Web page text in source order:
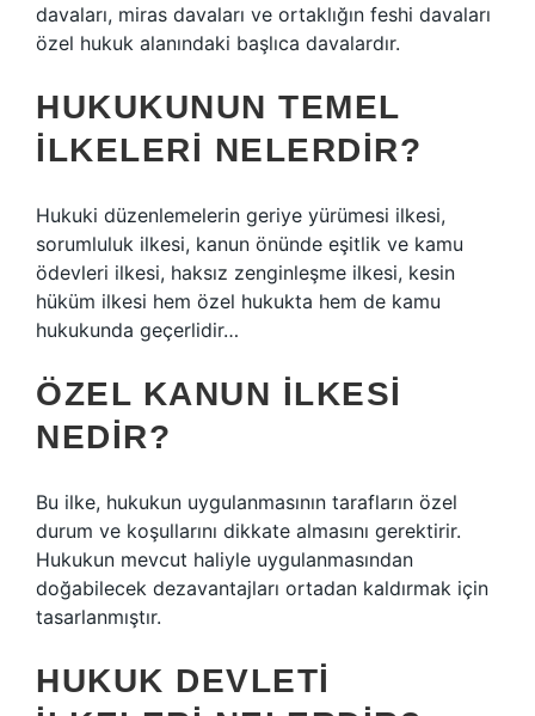
davaları, miras davaları ve ortaklığın feshi davaları
özel hukuk alanındaki başlıca davalardır.
HUKUKUNUN TEMEL
ILKELERI NELERDIR?
Hukuki düzenlemelerin geriye yürümesi ilkesi,
sorumluluk ilkesi, kanun önünde eşitlik ve kamu
ödevleri ilkesi, haksız zenginleşme ilkesi, kesin
hüküm ilkesi hem özel hukukta hem de kamu
hukukunda geçerlidir…
ÖZEL KANUN ILKESI
NEDIR?
Bu ilke, hukukun uygulanmasının tarafların özel
durum ve koşullarını dikkate almasını gerektirir.
Hukukun mevcut haliyle uygulanmasından
doğabilecek dezavantajları ortadan kaldırmak için
tasarlanmıştır.
HUKUK DEVLETI